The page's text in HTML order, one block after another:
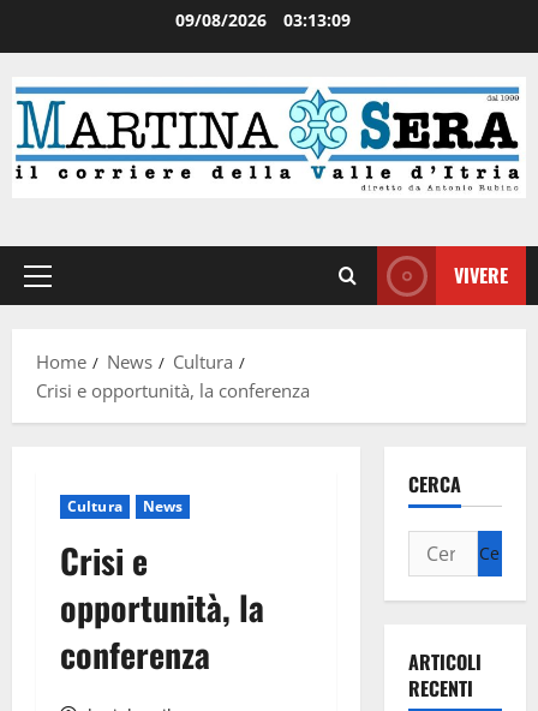
09/08/2026 03:13:10
VIVERE
Home News
Cultura
Crisi e opportunità, la conferenza
Cultura News
Crisi e
opportunità, la
conferenza
CERCA
ARTICOLI
RECENTI